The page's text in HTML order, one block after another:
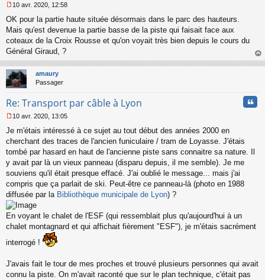
e
s
s
a
g
n
o
l
u
10 avr. 2020, 12:58
OK pour la partie haute située désormais dans le parc des hauteurs.
Mais qu'est devenue la partie basse de la piste qui faisait face aux
coteaux de la Croix Rousse et qu'on voyait très bien depuis le cours du
Général Giraud, ?
au
amaury
Passager
Re: Transport par câble à Lyon
e
s
s
g
e
n
o
n
l
u
10 avr. 2020, 13:05
Je m'étais intéressé à ce sujet au tout début des années 2000 en
cherchant des traces de l'ancien funiculaire / tram de Loyasse. J'étais
tombé par hasard en haut de l'ancienne piste sans connaitre sa nature. Il
y avait par là un vieux panneau (disparu depuis, il me semble). Je me
souviens qu'il était presque effacé. J'ai oublié le message... mais j'ai
compris que ça parlait de ski. Peut-être ce panneau-là (photo en 1988
diffusée par la Bibliothèque municipale de Lyon) ?
En voyant le chalet de l'ESF (qui ressemblait plus qu'aujourd'hui à un
chalet montagnard et qui affichait fièrement "ESF"), je m'étais sacrément
interrogé !
J'avais fait le tour de mes proches et trouvé plusieurs personnes qui avait
connu la piste. On m'avait raconté que sur le plan technique, c'était pas